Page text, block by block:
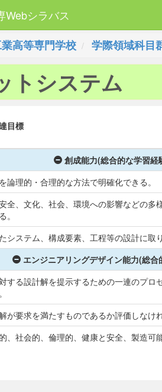
Webシラバス
高等専門学校 学際領域科目
トシステム
目標
創成能力(総合的な学習経
論理的・合理的な方法で明確化できる。
全、文化、社会、環境への影響などの
。
システム、構成要素、工程等の設計に取
エンジニアリングデザイン能力(総
する設計解を提示するための一連のプ
が要求を満たすものであるか評価しなけ
、社会的、倫理的、健康と安全、製造